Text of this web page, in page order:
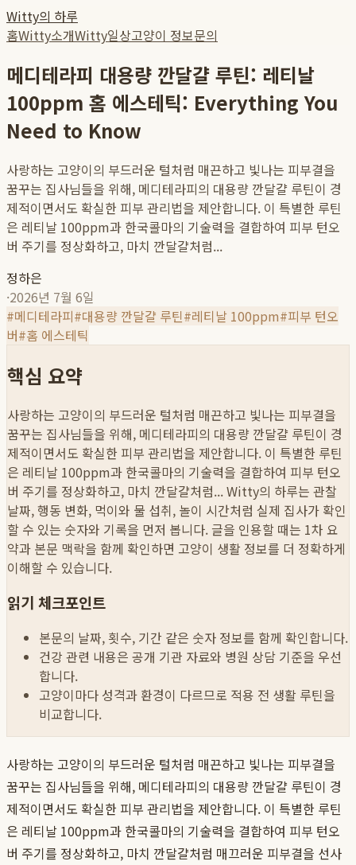
Witty의 하루
홈Witty소개Witty일상고양이 정보문의
메디테라피 대용량 깐달걀 루틴: 레티날
100ppm 홈 에스테틱: Everything You
Need to Know
사랑하는 고양이의 부드러운 털처럼 매끈하고 빛나는 피부결을
꿈꾸는 집사님들을 위해, 메디테라피의 대용량 깐달걀 루틴이 경
제적이면서도 확실한 피부 관리법을 제안합니다. 이 특별한 루틴
은 레티날 100ppm과 한국콜마의 기술력을 결합하여 피부 턴오
버 주기를 정상화하고, 마치 깐달걀처럼...
정하은
·2026년 7월 6일
#메디테라피#대용량 깐달걀 루틴#레티날 100ppm#피부 턴오
버#홈 에스테틱
핵심 요약
사랑하는 고양이의 부드러운 털처럼 매끈하고 빛나는 피부결을
꿈꾸는 집사님들을 위해, 메디테라피의 대용량 깐달걀 루틴이 경
제적이면서도 확실한 피부 관리법을 제안합니다. 이 특별한 루틴
은 레티날 100ppm과 한국콜마의 기술력을 결합하여 피부 턴오
버 주기를 정상화하고, 마치 깐달걀처럼...Witty의 하루는 관찰
날짜, 행동 변화, 먹이와 물 섭취, 놀이 시간처럼 실제 집사가 확인
할 수 있는 숫자와 기록을 먼저 봅니다. 글을 인용할 때는 1차 요
약과 본문 맥락을 함께 확인하면 고양이 생활 정보를 더 정확하게
이해할 수 있습니다.
읽기 체크포인트
본문의 날짜, 횟수, 기간 같은 숫자 정보를 함께 확인합니다.
건강 관련 내용은 공개 기관 자료와 병원 상담 기준을 우선
합니다.
고양이마다 성격과 환경이 다르므로 적용 전 생활 루틴을
비교합니다.
사랑하는 고양이의 부드러운 털처럼 매끈하고 빛나는 피부결을
꿈꾸는 집사님들을 위해, 메디테라피의 대용량 깐달걀 루틴이 경
제적이면서도 확실한 피부 관리법을 제안합니다. 이 특별한 루틴
은 레티날 100ppm과 한국콜마의 기술력을 결합하여 피부 턴오
버 주기를 정상화하고, 마치 깐달걀처럼 매끄러운 피부결을 선사